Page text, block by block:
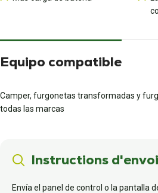
Equipo compatible
Camper, furgonetas transformadas y
todas las marcas
Instructions
Envía el panel de control o la pantalla